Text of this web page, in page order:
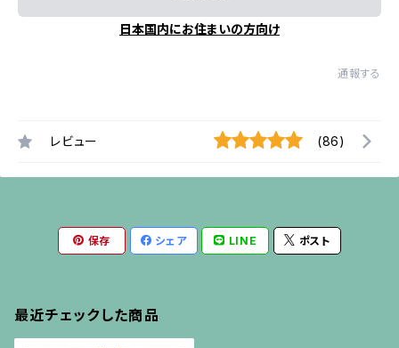
日本国内にお住まいの方向け
通報する
レビュー (86)
保存 シェア LINE ポスト
最近チェックした商品